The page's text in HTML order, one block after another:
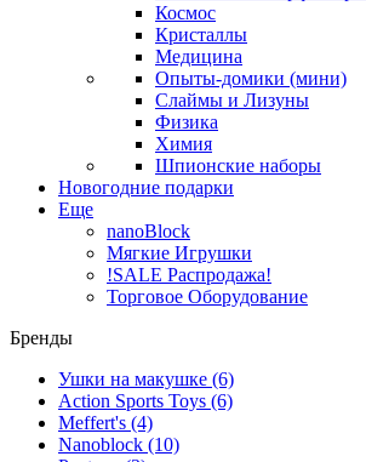
Космос
Кристаллы
Медицина
Опыты-домики (мини)
Слаймы и Лизуны
Физика
Химия
Шпионские наборы
Новогодние подарки
Еще
nanoBlock
Мягкие Игрушки
!SALE Распродажа!
Торговое Оборудование
Бренды
Ушки на макушке (6)
Action Sports Toys (6)
Meffert's (4)
Nanoblock (10)